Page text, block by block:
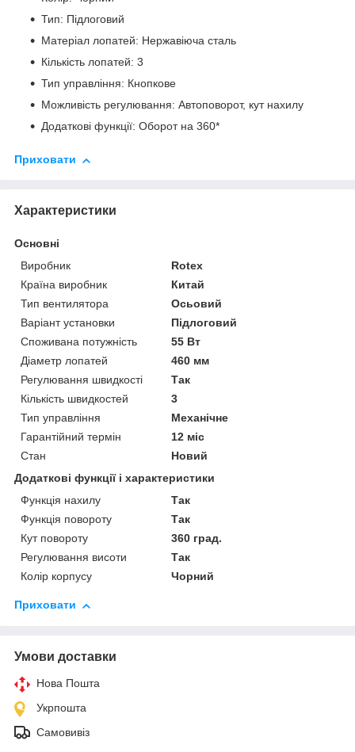
Тип: Підлоговий
Матеріал лопатей: Нержавіюча сталь
Кількість лопатей: 3
Тип управління: Кнопкове
Можливість регулювання: Автоповорот, кут нахилу
Додаткові функції: Оборот на 360*
Приховати
Характеристики
Основні
Виробник
Rotex
Країна виробник
Китай
Тип вентилятора
Осьовий
Варіант установки
Підлоговий
Споживана потужність
55 Вт
Діаметр лопатей
460 мм
Регулювання швидкості
Так
Кількість швидкостей
3
Тип управління
Механічне
Гарантійний термін
12 міс
Стан
Новий
Додаткові функції і характеристики
Функція нахилу
Так
Функція повороту
Так
Кут повороту
360 град.
Регулювання висоти
Так
Колір корпусу
Чорний
Приховати
Умови доставки
Нова Пошта
Укрпошта
Самовивіз